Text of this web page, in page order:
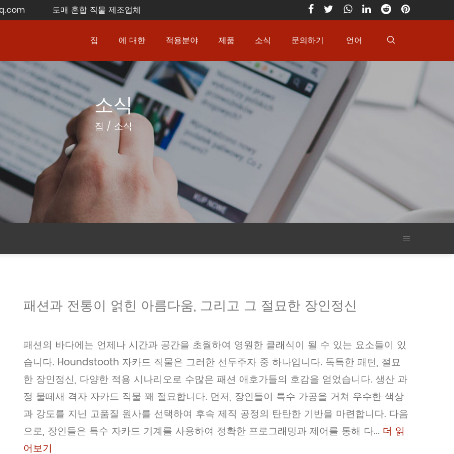
도매 혼합 직물 제조업체
집 에 대한 적용분야 제품 소식 문의하기 언어
소식
집 / 소식
패션과 전통이 얽힌 아름다움, 그리고 그 절묘한 장인정신
패션의 바다에는 언제나 시간과 공간을 초월하여 영원한 클래식이 될 수 있는 요소들이 있
습니다. Houndstooth 자카드 직물은 그러한 선두주자 중 하나입니다. 독특한 패턴, 절묘
한 장인정신, 다양한 적용 시나리오로 수많은 패션 애호가들의 호감을 얻었습니다. 생산 과
정 물떼새 격자 자카드 직물 꽤 절묘합니다. 먼저, 장인들이 특수 가공을 거쳐 우수한 색상
과 강도를 지닌 고품질 원사를 선택하여 후속 제직 공정의 탄탄한 기반을 마련합니다. 다음
으로, 장인들은 특수 자카드 기계를 사용하여 정확한 프로그래밍과 제어를 통해 다... 더 읽
어보기